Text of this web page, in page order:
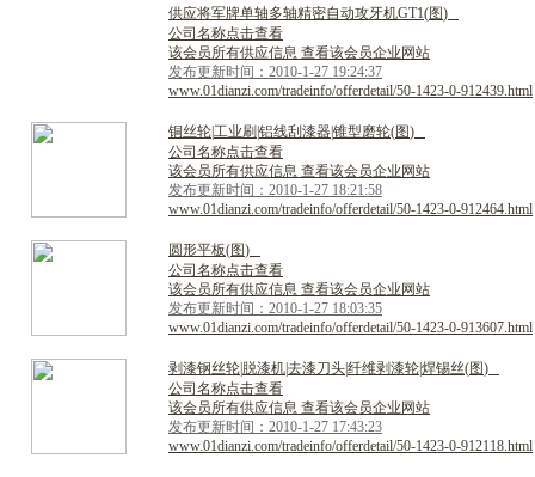
供应将军牌单轴多轴精密自动攻牙机GT1(图)
公司名称点击查看
该会员所有供应信息 查看该会员企业网站
发布更新时间：2010-1-27 19:24:37
www.01dianzi.com/tradeinfo/offerdetail/50-1423-0-912439.html
铜丝轮工业刷 铝线刮 漆器锥型磨轮(图)
公司名称点击查看
该会员所有供应信息 查看该会员企业网站
发布更新时间：2010-1-27 18:21:58
www.01dianzi.com/tradeinfo/offerdetail/50-1423-0-912464.html
圆形平板(图)
公司名称点击查看
该会员所有供应信息 查看该会员企业网站
发布更新时间：2010-1-27 18:03:35
www.01dianzi.com/tradeinfo/offerdetail/50-1423-0-913607.html
剥漆钢丝轮 脱漆机去漆刀头纤维剥漆轮焊锡丝(图)
公司名称点击查看
该会员所有供应信息 查看该会员企业网站
发布更新时间：2010-1-27 17:43:23
www.01dianzi.com/tradeinfo/offerdetail/50-1423-0-912118.html